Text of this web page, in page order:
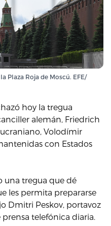
Plaza Roja de Moscú. EFE/
hoy la tregua
alemán, Friedrich
Volodímir
con Estados
una tregua que dé
les permita prepararse
Dmitri Peskov, portavoz
telefónica diaria.